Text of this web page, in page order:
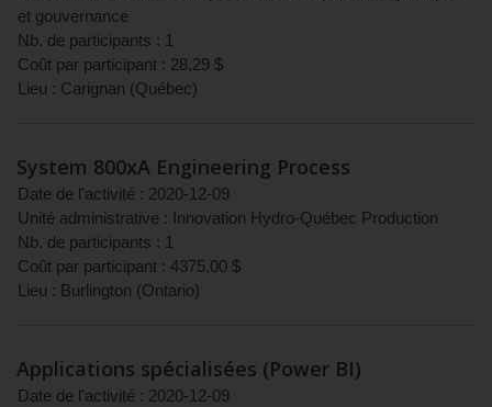
et gouvernance
Nb. de participants : 1
Coût par participant : 28,29 $
Lieu : Carignan (Québec)
System 800xA Engineering Process
Date de l'activité : 2020-12-09
Unité administrative :
Innovation Hydro-Québec Production
Nb. de participants : 1
Coût par participant : 4375,00 $
Lieu : Burlington (Ontario)
Applications spécialisées (Power BI)
Date de l'activité : 2020-12-09